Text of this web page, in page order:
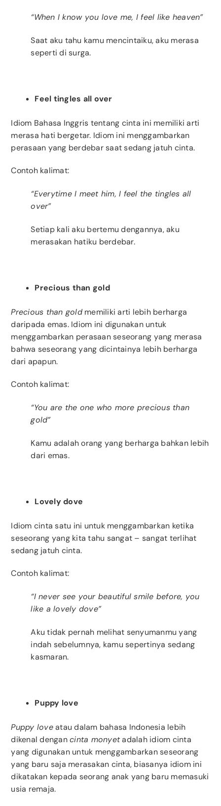
“When I know you love me, I feel like heaven”
Saat aku tahu kamu mencintaiku, aku merasa
seperti di surga.
Feel tingles all over
Idiom Bahasa Inggris tentang cinta ini memiliki arti
merasa hati bergetar. Idiom ini menggambarkan
perasaan yang berdebar saat sedang jatuh cinta.
Contoh kalimat:
“Everytime I meet him, I feel the tingles all
over”
Setiap kali aku bertemu dengannya, aku
merasakan hatiku berdebar.
Precious than gold
Precious than goldmemiliki arti lebih berharga
daripada emas. Idiom ini digunakan untuk
menggambarkan perasaan seseorang yang merasa
bahwa seseorang yang dicintainya lebih berharga
dari apapun.
Contoh kalimat:
“You are the one who more precious than
gold”
Kamu adalah orang yang berharga bahkan lebih
dari emas.
Lovely dove
Idiom cinta satu ini untuk menggambarkan ketika
seseorang yang kita tahu sangat – sangat terlihat
sedang jatuh cinta.
Contoh kalimat:
“I never see your beautiful smile before, you
like a lovely dove”
Aku tidak pernah melihat senyumanmu yang
indah sebelumnya, kamu sepertinya sedang
kasmaran.
Puppy love
Puppy loveatau dalam bahasa Indonesia lebih
dikenal dengancinta monyetadalah idiom cinta
yang digunakan untuk menggambarkan seseorang
yang baru saja merasakan cinta, biasanya idiom ini
dikatakan kepada seorang anak yang baru memasuki
usia remaja.